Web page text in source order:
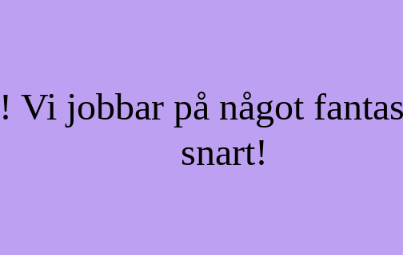
Vi jobbar på något
snart!